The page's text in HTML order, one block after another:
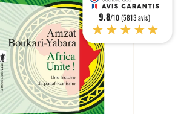
9.8/10 (5813 avis)
★★★★★